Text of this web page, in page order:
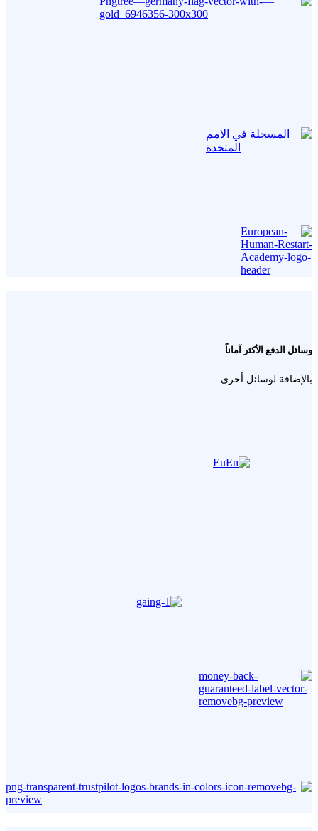
وسائل الدفع الأكثر آماناً
بالإضافة لوسائل أخرى